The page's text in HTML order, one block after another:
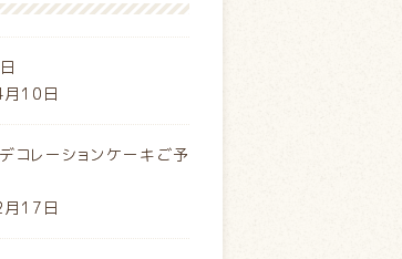
10日
コレーションケーキご予
17日